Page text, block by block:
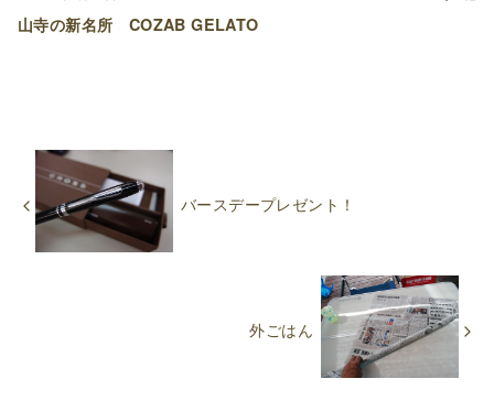
山寺の新名所 COZAB GELATO
バースデープレゼント！
外ごはん